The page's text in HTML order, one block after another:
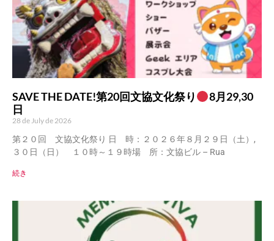
SAVE THE DATE!第20回文協文化祭り
8月29,30
日
28 de July de 2026
第２０回 文協文化祭り 日 時：２０２６年８月２９日（土）,
３０日（日） １０時～１９時場 所：文協ビル – Rua
続き